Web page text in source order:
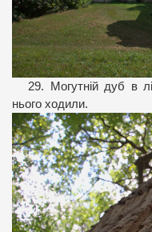
29. Могутній дуб в
нього ходили.